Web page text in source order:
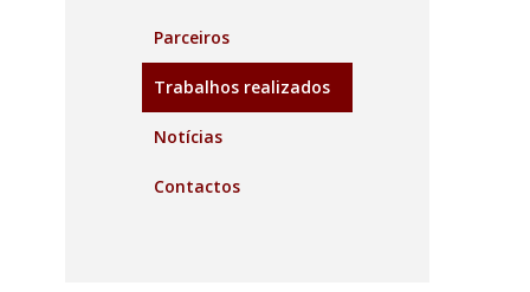
Parceiros
Trabalhos realizados
Notícias
Contactos